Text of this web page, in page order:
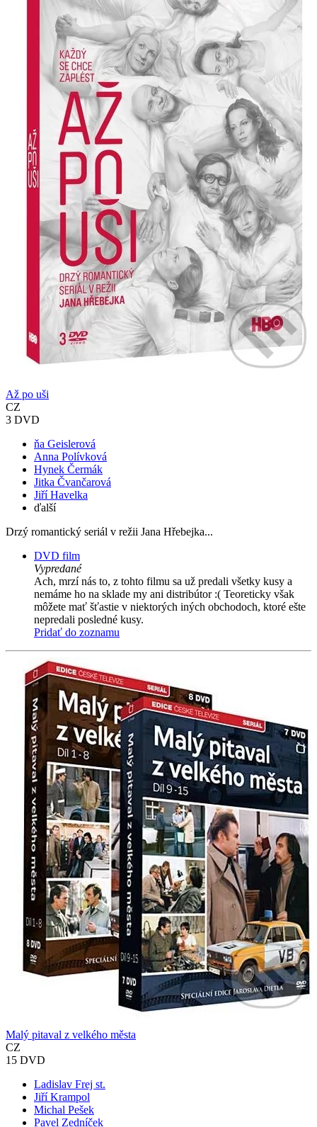
Až po uši
CZ
3 DVD
ňa Geislerová
Anna Polívková
Hynek Čermák
Jitka Čvančarová
Jiří Havelka
ďalší
Drzý romantický seriál v režii Jana Hřebejka...
DVD film
Vypredané
Ach, mrzí nás to, z tohto filmu sa už predali všetky kusy a
nemáme ho na sklade my ani distribútor :( Teoreticky však
môžete mať šťastie v niektorých iných obchodoch, ktoré ešte
nepredali posledné kusy.
Pridať do zoznamu
Malý pitaval z velkého města
CZ
15 DVD
Ladislav Frej st.
Jiří Krampol
Michal Pešek
Pavel Zedníček